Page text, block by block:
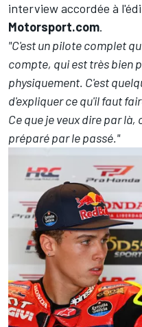
interview accordée à
Motorsport.com.
"C'est un pilote complet
compte, qui est très bien
physiquement. C'est
d'expliquer ce qu'il faut
Ce que je veux dire par là,
préparé par le passé."